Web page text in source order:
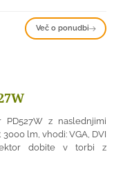
Več o ponudbi
z naslednjimi
lm, vhodi: VGA, DVI
dobite v torbi z